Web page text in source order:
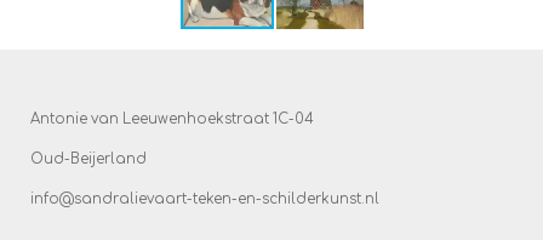
Antonie van Leeuwenhoekstraat 1C-04
Oud-Beijerland
info@sandralievaart-teken-en-schilderkunst.nl